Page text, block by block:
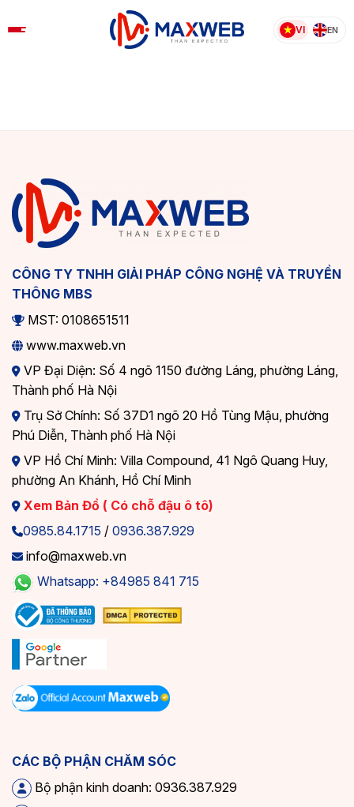
to
VI EN
CÔNG TY TNHH GIẢI PHÁP CÔNG NGHỆ VÀ TRUYỀN
THÔNG MBS
MST: 0108651511
www.maxweb.vn
VP Đại Diện: Số 4 ngõ 1150 đường Láng, phường Láng,
Thành phố Hà Nội
Trụ Sở Chính: Số 37D1 ngõ 20 Hồ Tùng Mậu, phường
Phú Diễn, Thành phố Hà Nội
VP Hồ Chí Minh: Villa Compound, 41 Ngô Quang Huy,
phường An Khánh, Hồ Chí Minh
Xem Bản Đồ ( Có chỗ đậu ô tô)
0985.84.1715 / 0936.387.929
info@maxweb.vn
Whatsapp: +84985 841 715
CÁC BỘ PHẬN CHĂM SÓC
Bộ phận kinh doanh: 0936.387.929